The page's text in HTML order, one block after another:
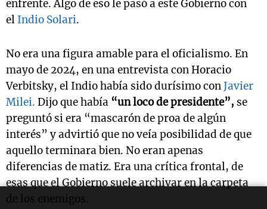
enfrente. Algo de eso le pasó a este Gobierno con
el Indio Solari.
No era una figura amable para el oficialismo. En
mayo de 2024, en una entrevista con Horacio
Verbitsky, el Indio había sido durísimo conJavier
Milei. Dijo que había “un loco de presidente”, se
preguntó si era “mascarón de proa de algún
interés” y advirtió que no veía posibilidad de que
aquello terminara bien. No eran apenas
diferencias de matiz. Era una crítica frontal, de
esas que el Gobierno suele archivar en la carpeta
de los enemigos.